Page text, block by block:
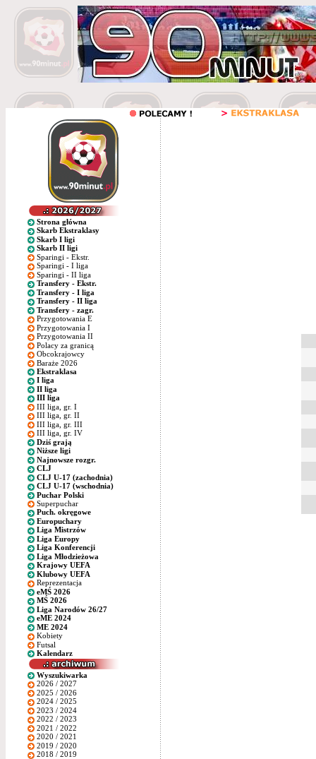
Strona główna
Skarb Ekstraklasy
Skarb I ligi
Skarb II ligi
Sparingi - Ekstr.
Sparingi - I liga
Sparingi - II liga
Transfery - Ekstr.
Transfery - I liga
Transfery - II liga
Transfery - zagr.
Przygotowania E
Przygotowania I
Przygotowania II
Polacy za granicą
Obcokrajowcy
Baraże 2026
Ekstraklasa
I liga
II liga
III liga
III liga, gr. I
III liga, gr. II
III liga, gr. III
III liga, gr. IV
Dziś grają
Niższe ligi
Najnowsze rozgr.
CLJ
CLJ U-17 (zachodnia)
CLJ U-17 (wschodnia)
Puchar Polski
Superpuchar
Puch. okręgowe
Europuchary
Liga Mistrzów
Liga Europy
Liga Konferencji
Liga Młodzieżowa
Krajowy UEFA
Klubowy UEFA
Reprezentacja
eMŚ 2026
MŚ 2026
Liga Narodów 26/27
eME 2024
ME 2024
Kobiety
Futsal
Kalendarz
Wyszukiwarka
2026 / 2027
2025 / 2026
2024 / 2025
2023 / 2024
2022 / 2023
2021 / 2022
2020 / 2021
2019 / 2020
2018 / 2019